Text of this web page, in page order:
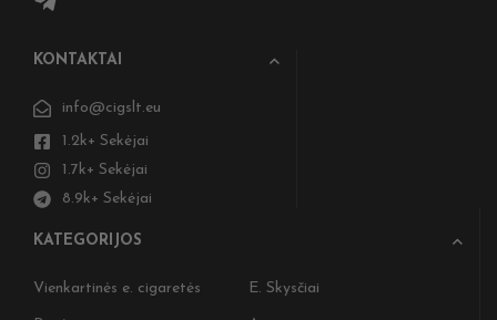
KONTAKTAI
info@cigslt.eu
1.2k+ Sekėjai
1.7k+ Sekėjai
8.9k+ Sekėjai
KATEGORIJOS
Vienkartinės e. cigaretės E. Skysčiai